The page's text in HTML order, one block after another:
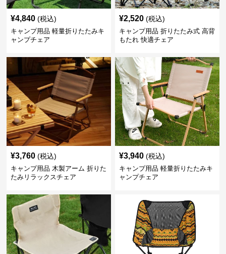
¥4,840 (税込)
キャンプ用品 軽量折りたたみキ
ャンプチェア
¥2,520 (税込)
キャンプ用品 折りたたみ式 高背
もたれ 快適チェア
¥3,760 (税込)
キャンプ用品 木製アーム 折りた
たみリラックスチェア
¥3,940 (税込)
キャンプ用品 軽量折りたたみキ
ャンプチェア